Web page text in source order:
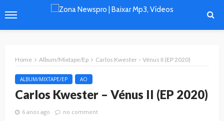
Home Album/Mixtape/Ep Carlos Kwester – Vénus II (EP 2020)
ALBUM/MIXTAPE/EP AO
Carlos Kwester – Vénus II (EP 2020)
6 anos ago no comment